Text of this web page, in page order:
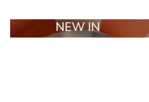
NEW IN